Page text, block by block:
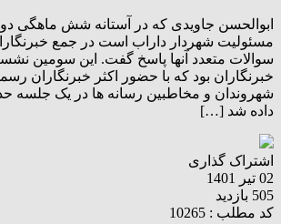
ابوالحسن جاویدی که در آستانه شش ماهگی
مسئولیت شهردار داراب است در جمع
سوالات متعدد آنها پاسخ گفت. این سومین
خبرنگاران بود که با حضور اکثر خبرنگاران
شهروندان و مخاطبین رسانه ها در یک جلسه
داده شد […]
اشتراک گذاری
02 تیر 1401
505 بازدید
کد مطلب : 10265